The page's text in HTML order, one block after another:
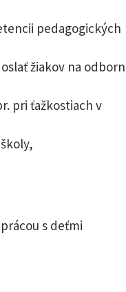
pedagogických
žiakov na
pri ťažkostiach v
s deťmi